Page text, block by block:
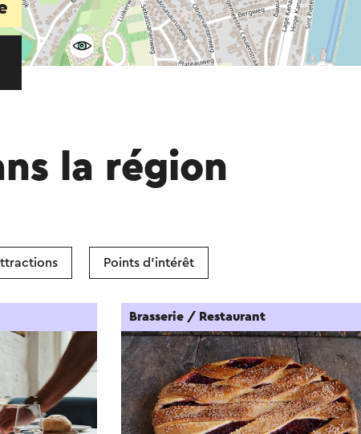
la région
Points d'intérêt
Brasserie / Restaurant